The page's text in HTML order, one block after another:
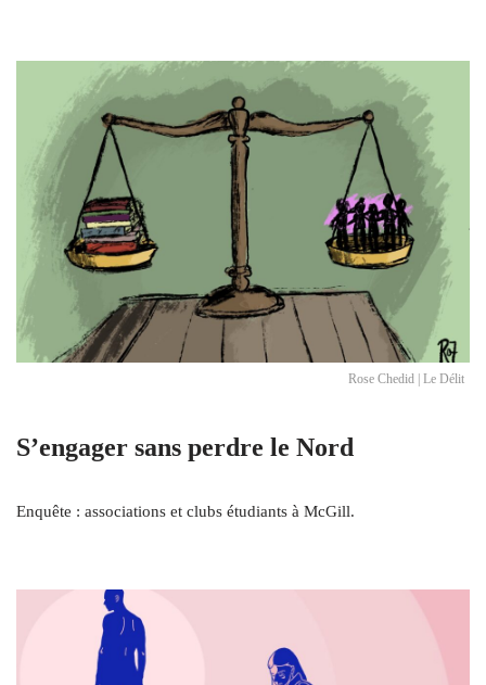
Rose Chedid | Le Délit
S’engager sans perdre le Nord
Enquête : associations et clubs étudiants à McGill.